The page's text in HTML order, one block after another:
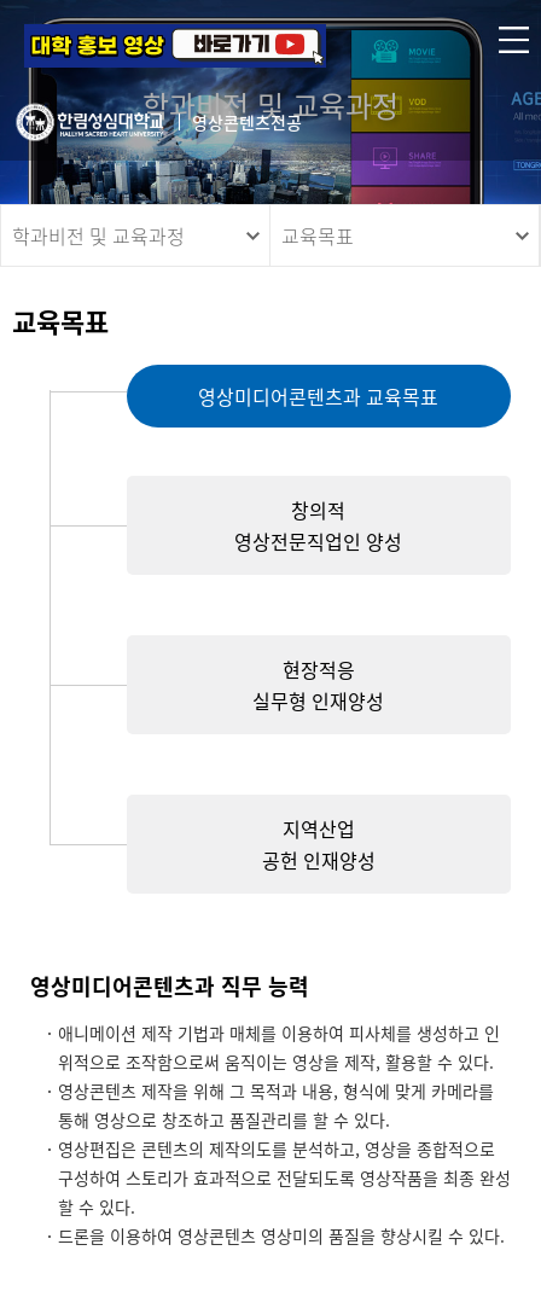
영상콘텐츠전공
학과비전 및 교육과정
학과비전 및 교육과정 교육목표
교육목표
영상미디어콘텐츠과 교육목표
창의적
영상전문직업인 양성
현장적응
실무형 인재양성
지역산업
공헌 인재양성
영상미디어콘텐츠과 직무 능력
애니메이션 제작 기법과 매체를 이용하여 피사체를 생성하고 인
위적으로 조작함으로써 움직이는 영상을 제작, 활용할 수 있다.
영상콘텐츠 제작을 위해 그 목적과 내용, 형식에 맞게 카메라를
통해 영상으로 창조하고 품질관리를 할 수 있다.
영상편집은 콘텐츠의 제작의도를 분석하고, 영상을 종합적으로
구성하여 스토리가 효과적으로 전달되도록 영상작품을 최종 완성
할 수 있다.
드론을 이용하여 영상콘텐츠 영상미의 품질을 향상시킬 수 있다.